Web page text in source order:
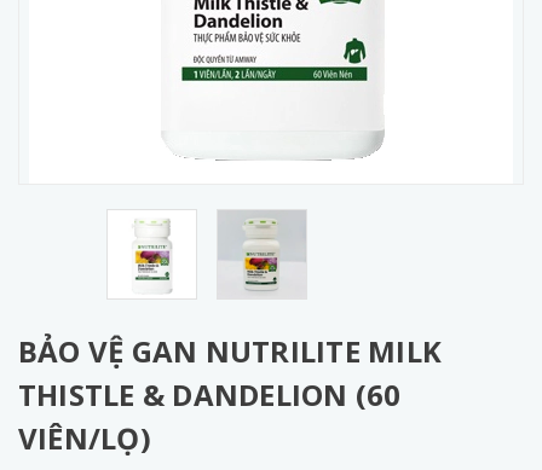
BẢO VỆ GAN NUTRILITE MILK
THISTLE & DANDELION (60
VIÊN/LỌ)